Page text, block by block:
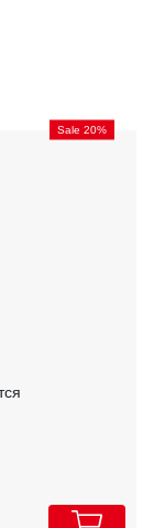
Sale 20%